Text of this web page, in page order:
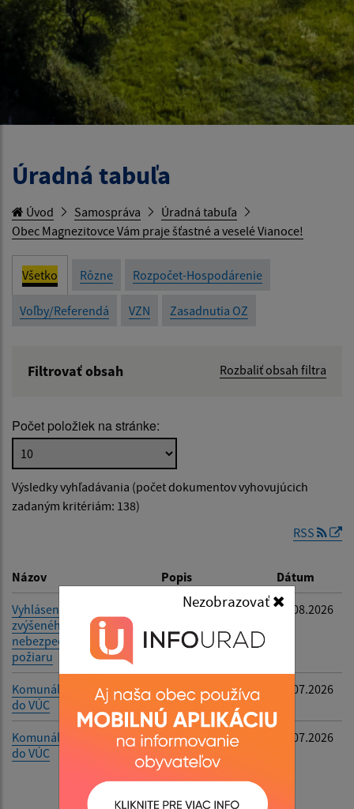
Nezobrazovať
Úradná tabuľa
Úvod Samospráva
Úradná tabuľa
Obec Magnezitovce Vám praje šťastné a veselé Vianoce!
Všetko Rôzne Rozpočet-Hospodárenie
Voľby/Referendá VZN Zasadnutia OZ
Filtrovať obsah Rozbaliť obsah filtra
Popis:
Dátum zverejnenia od:
Filtrovať
Počet položiek na stránke:
Výsledky vyhľadávania (počet dokumentov vyhovujúcich
zadaným kritériám: 138)
RSS
Názov Popis Dátum
Vyhlásenie času
zvýšeného
nebezpečenstva vzniku
požiaru
Vyhlásenie času
nebezpečenstva
04.08.2026
Komunálne voľby a voľby
do VÚC
Preberanie
doručených listín
23.07.2026
Komunálne voľby a voľby
do VÚC
Oznámenie o
utvorení
volebného
obvodu, určení
počtu poslancov a
21.07.2026